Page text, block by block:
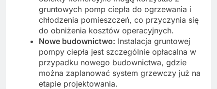
gruntowych pomp ciepła do ogrzewania i
chłodzenia pomieszczeń, co przyczynia się
do obniżenia kosztów operacyjnych.
Nowe budownictwo: Instalacja gruntowej
pompy ciepła jest szczególnie opłacalna w
przypadku nowego budownictwa, gdzie
można zaplanować system grzewczy już na
etapie projektowania.